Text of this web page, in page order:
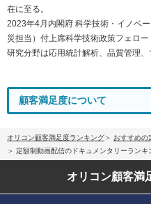
在に至る。
2023年4月内閣府 科学技術・イノベ
災担当）付上席科学技術政策フェロー
研究分野は応用統計解析、品質管理、
顧客満足度について
オリコン顧客満足度ランキング おすすめの
定額制動画配信のドキュメンタリーランキ
オリコン顧客満